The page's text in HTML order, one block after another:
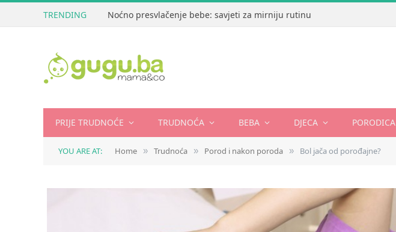
TRENDING Noćno presvlačenje bebe: savjeti za mirniju rutinu
PRIJE TRUDNOĆE TRUDNOĆA BEBA DJECA PORODICA
YOU ARE AT: Home » Trudnoća » Porod i nakon poroda » Bol jača od porođajne?